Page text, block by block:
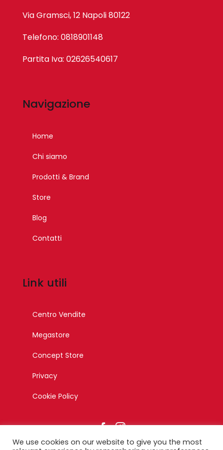
Via Gramsci, 12 Napoli 80122
Telefono: 0818901148
Partita Iva: 02626540617
Navigazione
Home
Chi siamo
Prodotti & Brand
Store
Blog
Contatti
Link utili
Centro Vendite
Megastore
Concept Store
Privacy
Cookie Policy
We use cookies on our website to give you the most